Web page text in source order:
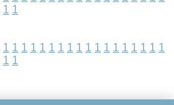
1 1
1 1 1 1 1 1 1 1 1 1 1 1 1 1 1 1 1 1
1 1